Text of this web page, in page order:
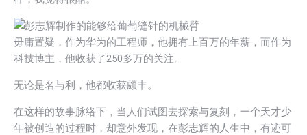
毋庸置疑，作为华为的工程师，他拥有上百万的年薪，而作为
科技博主，他收获了250多万的关注。
无论是名与利，他都收获颇丰。
在这样的故事脉络下，当人们试图去探索与复刻，一个天才少
年被创造的过程时，却意外发现，在彭志辉的人生中，有迹可